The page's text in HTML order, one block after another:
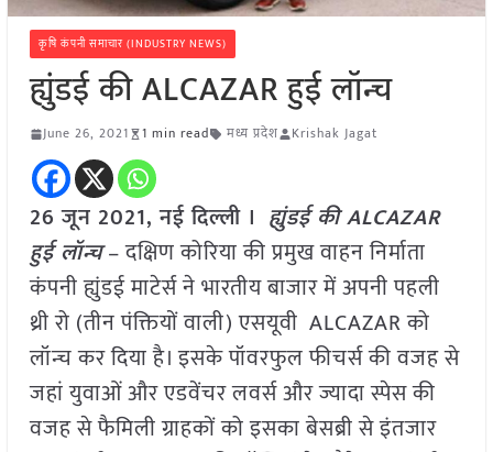
कृषि कंपनी समाचार (INDUSTRY NEWS)
ह्युंडई की ALCAZAR हुई लॉन्च
June 26, 2021 1 min read मध्य प्रदेश Krishak Jagat
26 जून 2021, नई दिल्ली । ह्युंडई की ALCAZAR
हुई लॉन्च– दक्षिण कोरिया की प्रमुख वाहन निर्माता
कंपनी ह्युंडई माटेर्स ने भारतीय बाजार में अपनी पहली
थ्री रो (तीन पंक्तियों वाली) एसयूवी ALCAZAR को
लॉन्च कर दिया है। इसके पॉवरफुल फीचर्स की वजह से
जहां युवाओं और एडवेंचर लवर्स और ज्यादा स्पेस की
वजह से फैमिली ग्राहकों को इसका बेसब्री से इंतजार